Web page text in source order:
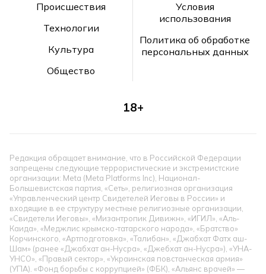
Происшествия
Технологии
Культура
Общество
Условия
использования
Политика об обработке
персональных данных
18+
Редакция обращает внимание, что в Российской Федерации
запрещены следующие террористические и экстремистские
организации: Meta (Meta Platforms Inc), Национал-
Большевистская партия, «Сеть», религиозная организация
«Управленческий центр Свидетелей Иеговы в России» и
входящие в ее структуру местные религиозные организации,
«Свидетели Иеговы», «Мизантропик Дивижн», «ИГИЛ», «Аль-
Каида», «Меджлис крымско-татарского народа», «Братство»
Корчинского, «Артподготовка», «Талибан», «Джабхат Фатх аш-
Шам» (ранее «Джабхат ан-Нусра», «Джебхат ан-Нусра»), «УНА-
УНСО», «Правый сектор», «Украинская повстанческая армия»
(УПА). «Фонд борьбы с коррупцией» (ФБК), «Альянс врачей» —